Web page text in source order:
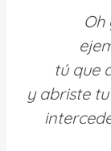
Oh
tú que
y abriste